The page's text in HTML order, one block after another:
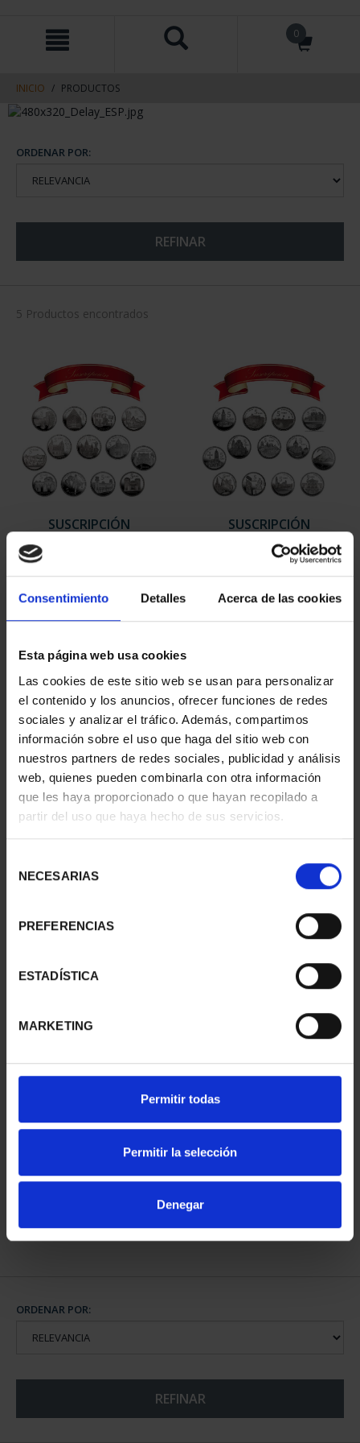
Consentimiento Detalles Acerca de las cookies
Esta página web usa cookies
Las cookies de este sitio web se usan para personalizar
el contenido y los anuncios, ofrecer funciones de redes
sociales y analizar el tráfico. Además, compartimos
información sobre el uso que haga del sitio web con
nuestros partners de redes sociales, publicidad y análisis
web, quienes pueden combinarla con otra información
que les haya proporcionado o que hayan recopilado a
partir del uso que haya hecho de sus servicios.
NECESARIAS
PREFERENCIAS
ESTADÍSTICA
MARKETING
Permitir todas
Permitir la selección
Denegar
contenido
navegacin
0
INICIO PRODUCTOS
ORDENAR POR:
REFINAR
5 Productos encontrados
SUSCRIPCIÓN
949,00 €
Sólo para usuarios
registrados
SUSCRIPCIÓN
CAPITALES DE
PROVINCIA 2
949,00 €
Sólo para usuarios
registrados
SUSCRIPCIÓN
CAPITALES DE
949,00 €
registrados
SUSCRIPCIÓN
CAPITALES DE
949,00 €
registrados
CAPITALES DE
COMPLET...
3.796,00 €
ORDENAR POR:
REFINAR